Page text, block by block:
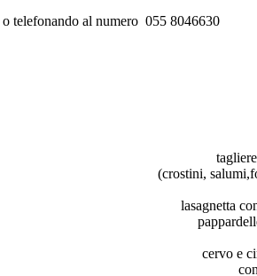
o telefonando al numero 055 8046630
(crostini,
lasagnetta
cervo e